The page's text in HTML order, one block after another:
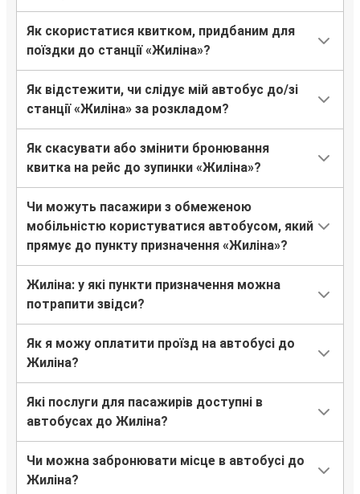
Жиліна
Медика
Жиліна
Мюнхен
Жиліна
Житомир
Житомир
Жиліна
Жиліна
Пряшів
Жиліна
Мукачево
Рівне
Жиліна
Жиліна
Аеропорт Катовіце
Як скористатися квитком, придбаним для
поїздки до станції «Жиліна»?
Як відстежити, чи слідує мій автобус до/зі
станції «Жиліна» за розкладом?
Як скасувати або змінити бронювання
квитка на рейс до зупинки «Жиліна»?
Чи можуть пасажири з обмеженою
мобільністю користуватися автобусом, який
прямує до пункту призначення «Жиліна»?
Жиліна: у які пункти призначення можна
потрапити звідси?
Як я можу оплатити проїзд на автобусі до
Жиліна?
Які послуги для пасажирів доступні в
автобусах до Жиліна?
Чи можна забронювати місце в автобусі до
Жиліна?